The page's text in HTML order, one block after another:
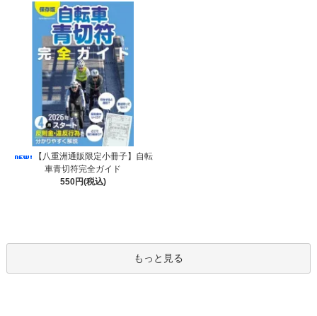
【八重洲通販限定小冊子】自転
車青切符完全ガイド
550円(税込)
もっと見る